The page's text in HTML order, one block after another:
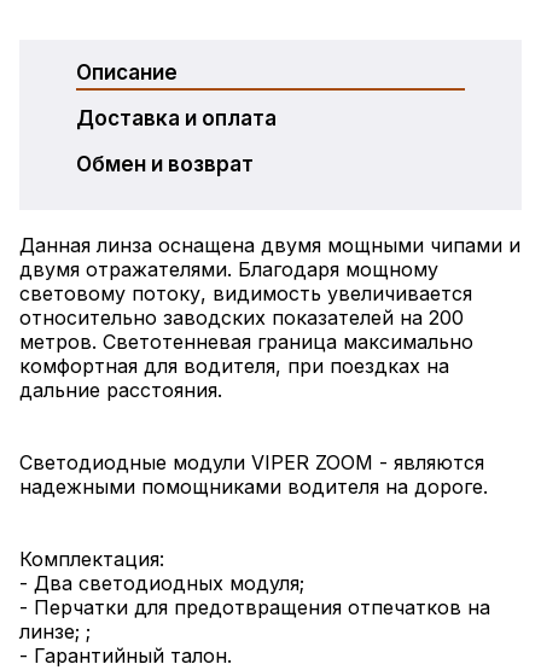
Описание
Доставка и оплата
Обмен и возврат
Данная линза оснащена двумя мощными чипами и
двумя отражателями. Благодаря мощному
световому потоку, видимость увеличивается
относительно заводских показателей на 200
метров. Светотенневая граница максимально
комфортная для водителя, при поездках на
дальние расстояния.
Светодиодные модули VIPER ZOOM - являются
надежными помощниками водителя на дороге.
Комплектация:
- Два светодиодных модуля;
- Перчатки для предотвращения отпечатков на
линзе; ;
- Гарантийный талон.